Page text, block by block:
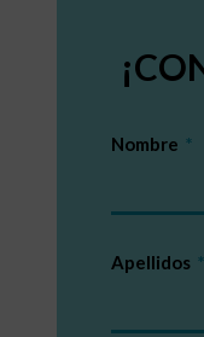
Nombre
Apellidos